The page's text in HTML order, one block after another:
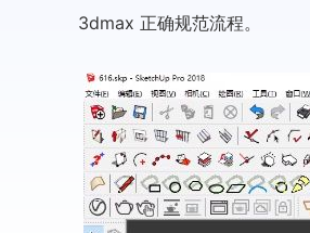
3dmax 正确规范流程。